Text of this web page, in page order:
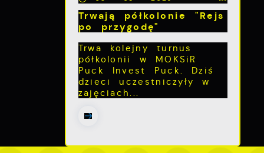
Trwają półkolonie "Rejs
po przygodę"
Trwa kolejny turnus
półkolonii w MOKSiR
Puck Invest Puck. Dziś
dzieci uczestniczyły w
zajęciach...